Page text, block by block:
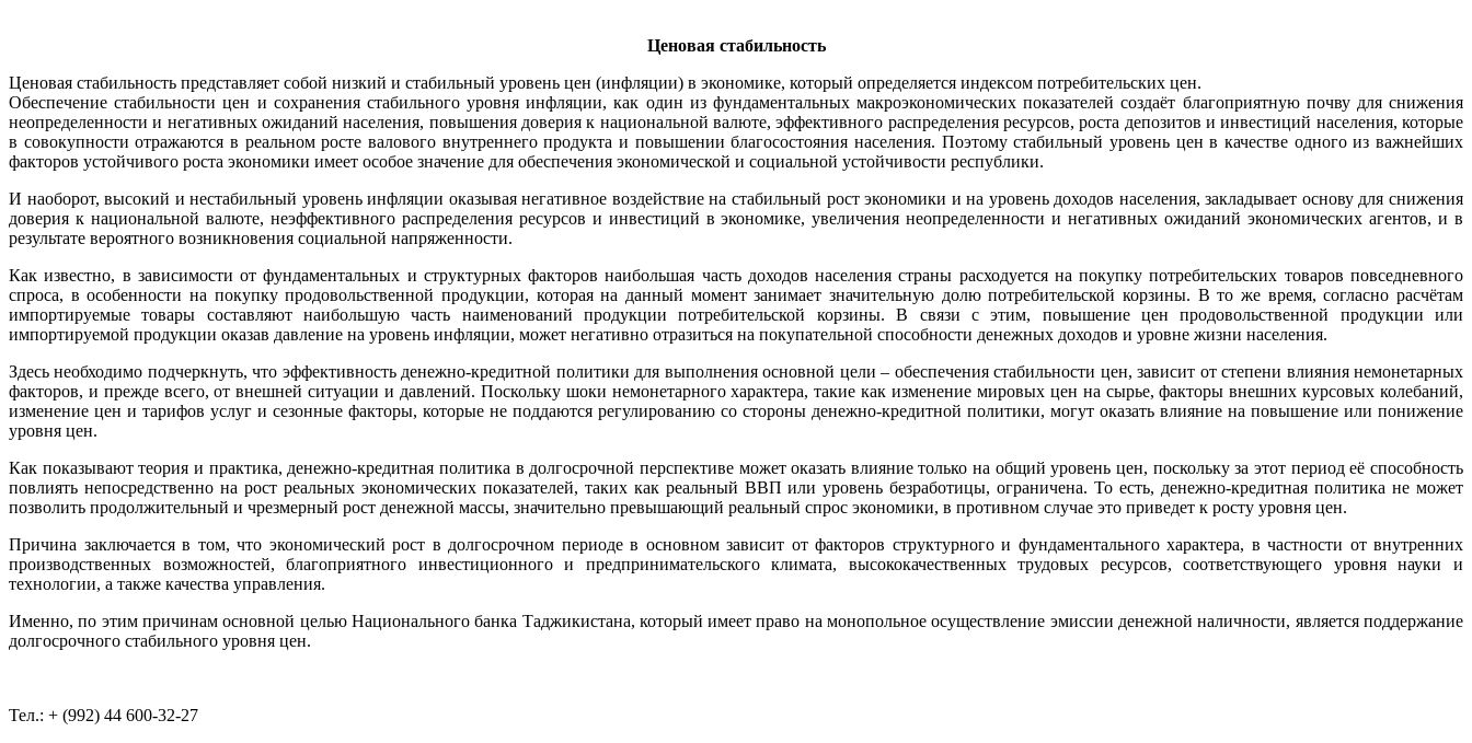
Ценовая стабильность
Ценовая стабильность представляет собой низкий и стабильный уровень цен (инфляции) в экономике, который определяется индексом потребительских цен.
Обеспечение стабильности цен и сохранения стабильного уровня инфляции, как один из фундаментальных макроэкономических показателей создаёт благоприятную почву для снижения
неопределенности и негативных ожиданий населения, повышения доверия к национальной валюте, эффективного распределения ресурсов, роста депозитов и инвестиций населения, которые
в совокупности отражаются в реальном росте валового внутреннего продукта и повышении благосостояния населения. Поэтому стабильный уровень цен в качестве одного из важнейших
факторов устойчивого роста экономики имеет особое значение для обеспечения экономической и социальной устойчивости республики.
И наоборот, высокий и нестабильный уровень инфляции оказывая негативное воздействие на стабильный рост экономики и на уровень доходов населения, закладывает основу для снижения
доверия к национальной валюте, неэффективного распределения ресурсов и инвестиций в экономике, увеличения неопределенности и негативных ожиданий экономических агентов, и в
результате вероятного возникновения социальной напряженности.
Как известно, в зависимости от фундаментальных и структурных факторов наибольшая часть доходов населения страны расходуется на покупку потребительских товаров повседневного
спроса, в особенности на покупку продовольственной продукции, которая на данный момент занимает значительную долю потребительской корзины. В то же время, согласно расчётам
импортируемые товары составляют наибольшую часть наименований продукции потребительской корзины. В связи с этим, повышение цен продовольственной продукции или
импортируемой продукции оказав давление на уровень инфляции, может негативно отразиться на покупательной способности денежных доходов и уровне жизни населения.
Здесь необходимо подчеркнуть, что эффективность денежно-кредитной политики для выполнения основной цели – обеспечения стабильности цен, зависит от степени влияния немонетарных
факторов, и прежде всего, от внешней ситуации и давлений. Поскольку шоки немонетарного характера, такие как изменение мировых цен на сырье, факторы внешних курсовых колебаний,
изменение цен и тарифов услуг и сезонные факторы, которые не поддаются регулированию со стороны денежно-кредитной политики, могут оказать влияние на повышение или понижение
уровня цен.
Как показывают теория и практика, денежно-кредитная политика в долгосрочной перспективе может оказать влияние только на общий уровень цен, поскольку за этот период её способность
повлиять непосредственно на рост реальных экономических показателей, таких как реальный ВВП или уровень безработицы, ограничена. То есть, денежно-кредитная политика не может
позволить продолжительный и чрезмерный рост денежной массы, значительно превышающий реальный спрос экономики, в противном случае это приведет к росту уровня цен.
Причина заключается в том, что экономический рост в долгосрочном периоде в основном зависит от факторов структурного и фундаментального характера, в частности от внутренних
производственных возможностей, благоприятного инвестиционного и предпринимательского климата, высококачественных трудовых ресурсов, соответствующего уровня науки и
технологии, а также качества управления.
Именно, по этим причинам основной целью Национального банка Таджикистана, который имеет право на монопольное осуществление эмиссии денежной наличности, является поддержание
долгосрочного стабильного уровня цен.
Тел.: + (992) 44 600-32-27